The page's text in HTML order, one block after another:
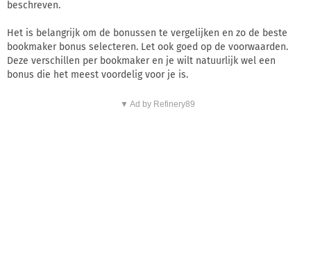
beschreven.
Het is belangrijk om de bonussen te vergelijken en zo de beste
bookmaker bonus selecteren. Let ook goed op de voorwaarden.
Deze verschillen per bookmaker en je wilt natuurlijk wel een
bonus die het meest voordelig voor je is.
▼ Ad by Refinery89